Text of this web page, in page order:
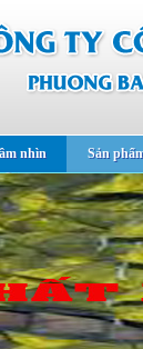
nhìn Sản